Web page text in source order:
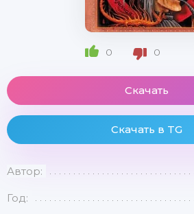
0 0
Скачать
Скачать в TG
Автор:
Год: